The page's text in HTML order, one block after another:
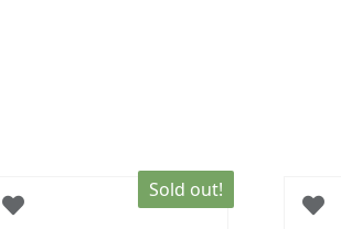
Sold out!